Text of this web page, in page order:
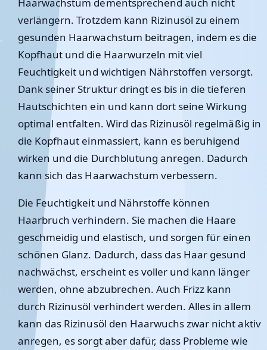
verlängern. Trotzdem kann Rizinusöl zu einem
gesunden Haarwachstum beitragen, indem es die
Kopfhaut und die Haarwurzeln mit viel
Feuchtigkeit und wichtigen Nährstoffen versorgt.
Dank seiner Struktur dringt es bis in die tieferen
Hautschichten ein und kann dort seine Wirkung
optimal entfalten. Wird das Rizinusöl regelmäßig in
die Kopfhaut einmassiert, kann es beruhigend
wirken und die Durchblutung anregen. Dadurch
kann sich das Haarwachstum verbessern.
Die Feuchtigkeit und Nährstoffe können
Haarbruch verhindern. Sie machen die Haare
geschmeidig und elastisch, und sorgen für einen
schönen Glanz. Dadurch, dass das Haar gesund
nachwächst, erscheint es voller und kann länger
werden, ohne abzubrechen. Auch Frizz kann
durch Rizinusöl verhindert werden. Alles in allem
kann das Rizinusöl den Haarwuchs zwar nicht aktiv
anregen, es sorgt aber dafür, dass Probleme wie